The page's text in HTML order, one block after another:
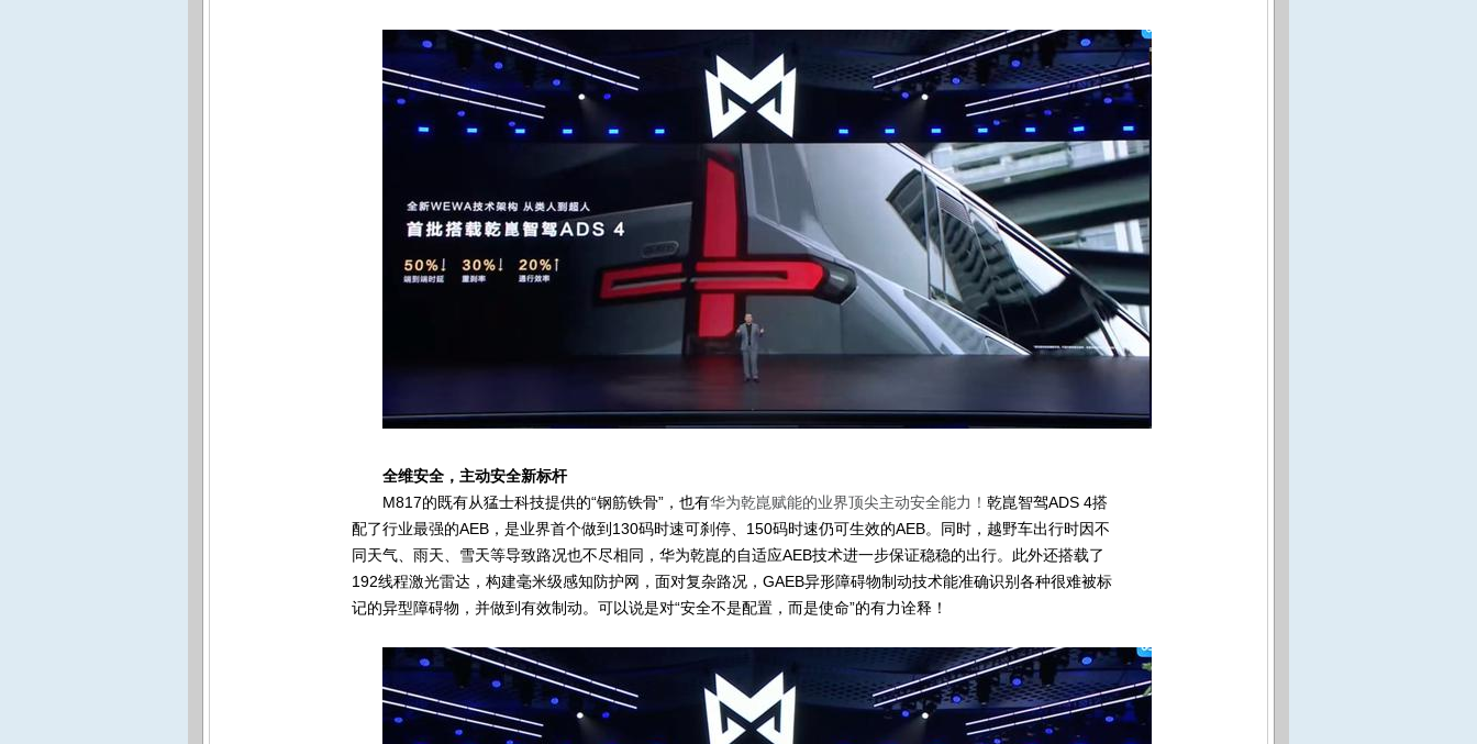
全维安全，主动安全新标杆
M817的既有从猛士科技提供的“钢筋铁骨”，也有华为乾崑赋能的业界顶尖主动安全能力！ 乾崑智驾ADS 4搭
配了行业最强的AEB，是业界首个做到130码时速可刹停、150码时速仍可生效的AEB。同时，越野车出行时因不
同天气、雨天、雪天等导致路况也不尽相同，华为乾崑的自适应AEB技术进一步保证稳稳的出行。此外还搭载了
192线程激光雷达，构建毫米级感知防护网， 面对复杂路况，GAEB异形障碍物制动技术能准确识别各种很难被标
记的异型障碍物，并做到有效制动。可以说是对“安全不是配置，而是使命”的有力诠释！